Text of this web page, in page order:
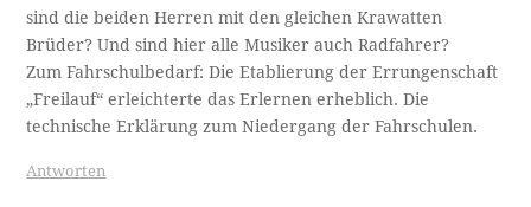
sind die beiden Herren mit den gleichen Krawatten
Brüder? Und sind hier alle Musiker auch Radfahrer?
Zum Fahrschulbedarf: Die Etablierung der Errungenschaft
„Freilauf“ erleichterte das Erlernen erheblich. Die
technische Erklärung zum Niedergang der Fahrschulen.
Antworten